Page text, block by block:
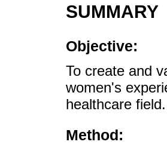
SUMMARY
Objective:
To create and
women's
healthcare field.
Method: